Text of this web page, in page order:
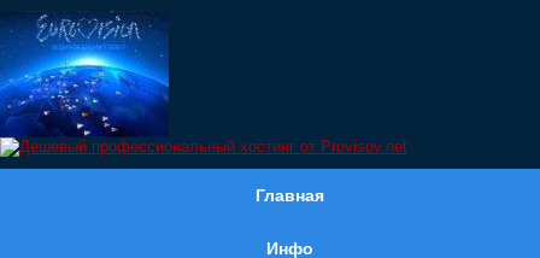
Главная
Инфо